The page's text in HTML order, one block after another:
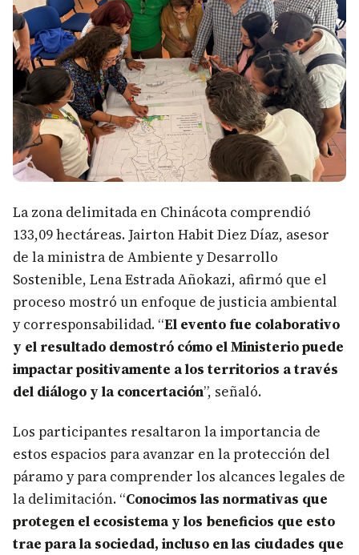
La zona delimitada en Chinácota comprendió
133,09 hectáreas. Jairton Habit Diez Díaz, asesor
de la ministra de Ambiente y Desarrollo
Sostenible, Lena Estrada Añokazi, afirmó que el
proceso mostró un enfoque de justicia ambiental
y corresponsabilidad. “El evento fue colaborativo
y el resultado demostró cómo el Ministerio puede
impactar positivamente a los territorios a través
del diálogo y la concertación”, señaló.
Los participantes resaltaron la importancia de
estos espacios para avanzar en la protección del
páramo y para comprender los alcances legales de
la delimitación. “Conocimos las normativas que
protegen el ecosistema y los beneficios que esto
trae para la sociedad, incluso en las ciudades que